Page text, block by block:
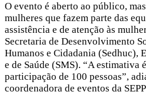
O evento é aberto ao público,
mulheres que fazem parte das
assistência e de atenção às
Secretaria de Desenvolvimento
Humanos e Cidadania (Sedhuc),
e de Saúde (SMS). “A estimativa
participação de 100 pessoas”,
coordenadora de eventos da